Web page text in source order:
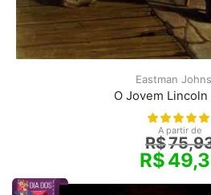
Eastman
O Jovem Lincoln
A partir de
R$
R$